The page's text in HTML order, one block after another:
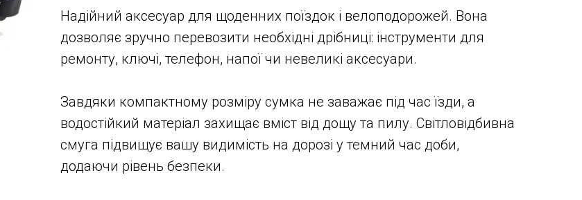
Надійний аксесуар для щоденних поїздок і велоподорожей. Вона
дозволяє зручно перевозити необхідні дрібниці: інструменти для
ремонту, ключі, телефон, напої чи невеликі аксесуари.
Завдяки компактному розміру сумка не заважає під час їзди, а
водостійкий матеріал захищає вміст від дощу та пилу. Світловідбивна
смуга підвищує вашу видимість на дорозі у темний час доби,
додаючи рівень безпеки.